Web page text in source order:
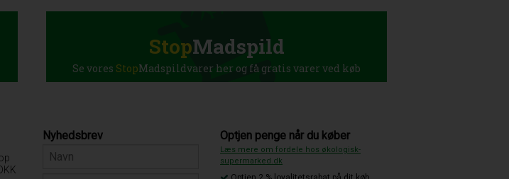
StopMadspild
Se vores StopMadspildvarer her og få gratis varer ved køb
Nyhedsbrev Optjen penge når du køber
Læs mere om fordele hos økologisk-
supermarked.dk